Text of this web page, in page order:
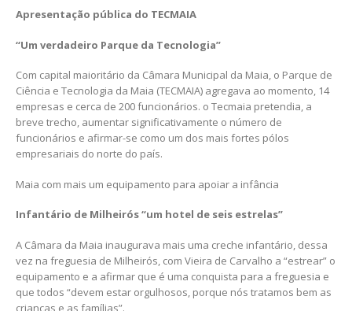
Apresentação pública do TECMAIA
“Um verdadeiro Parque da Tecnologia”
Com capital maioritário da Câmara Municipal da Maia, o Parque de
Ciência e Tecnologia da Maia (TECMAIA) agregava ao momento, 14
empresas e cerca de 200 funcionários. o Tecmaia pretendia, a
breve trecho, aumentar significativamente o número de
funcionários e afirmar-se como um dos mais fortes pólos
empresariais do norte do país.
Maia com mais um equipamento para apoiar a infância
Infantário de Milheirós “um hotel de seis estrelas”
A Câmara da Maia inaugurava mais uma creche infantário, dessa
vez na freguesia de Milheirós, com Vieira de Carvalho a “estrear” o
equipamento e a afirmar que é uma conquista para a freguesia e
que todos “devem estar orgulhosos, porque nós tratamos bem as
crianças e as famílias”.